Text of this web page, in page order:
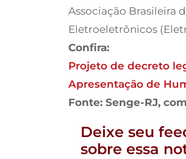
Associação Brasileira
Eletroeletrônicos
Confira:
Projeto de decreto
Apresentação de
Fonte: Senge-RJ,
Deixe seu
sobre essa